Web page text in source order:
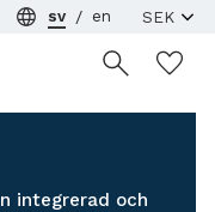
sv en
integrerad och